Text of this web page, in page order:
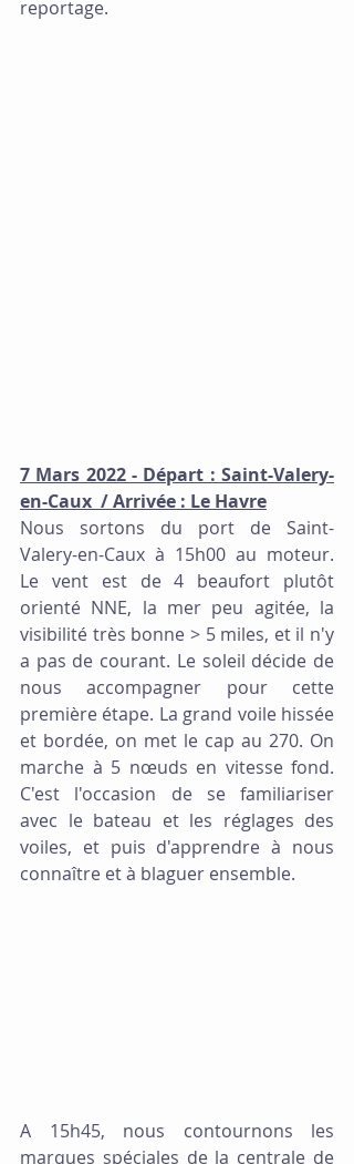
reportage.
7 Mars 2022 - Départ : Saint-Valery-
en-Caux  / Arrivée : Le Havre
Nous sortons du port de Saint-
Valery-en-Caux à 15h00 au moteur.
Le vent est de 4 beaufort plutôt
orienté NNE, la mer peu agitée, la
visibilité très bonne > 5 miles, et il n'y
a pas de courant. Le soleil décide de
nous accompagner pour cette
première étape. La grand voile hissée
et bordée, on met le cap au 270. On
marche à 5 nœuds en vitesse fond.
C'est l'occasion de se familiariser
avec le bateau et les réglages des
voiles, et puis d'apprendre à nous
connaître et à blaguer ensemble.
A 15h45, nous contournons les
marques spéciales de la centrale de